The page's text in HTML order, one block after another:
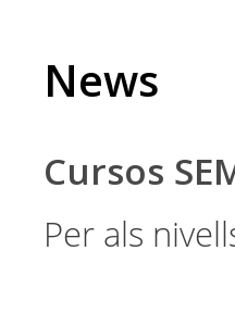
News
Cursos
Per als